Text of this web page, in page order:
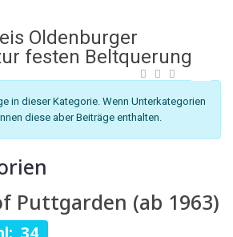
in dieser Kategorie. Wenn Unterkategorien
diese aber Beiträge enthalten.
Puttgarden (ab 1963)
34